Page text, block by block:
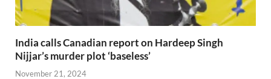
India calls Canadian report on Hardeep Singh
Nijjar’s murder plot ‘baseless’
November 21, 2024